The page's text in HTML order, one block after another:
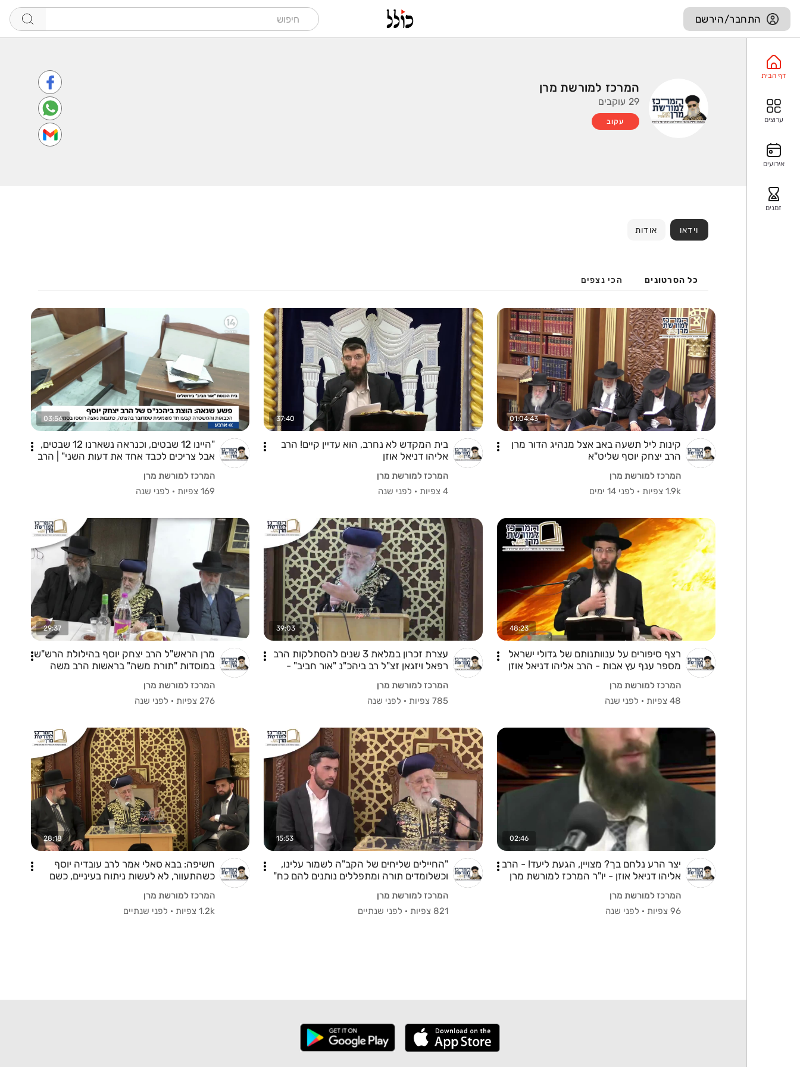
התחבר/הירשם
דף הבית
ערוצים
אירועים
זמנים
המרכז למורשת מרן
29 עוקבים
עקוב
וידאו אודות
כל הסרטונים הכי נצפים
01:04:43
קינות ליל תשעה באב אצל מנהיג הדור מרן
הרב יצחק יוסף שליט"א
המרכז למורשת מרן
1.9k צפיות
· לפני 14 ימים
37:40
בית המקדש לא נחרב, הוא עדיין קיים! הרב
אליהו דניאל אוזן
המרכז למורשת מרן
4 צפיות
· לפני שנה
03:56
"היינו 12 שבטים, וכנראה נשארנו 12 שבטים,
אבל צריכים לכבד אחד את דעות השני" | הרב
המרכז למורשת מרן
169 צפיות
· לפני שנה
48:23
רצף סיפורים על ענוותנותם של גדולי ישראל
מספר ענף עץ אבות - הרב אליהו דניאל אוזן
המרכז למורשת מרן
48 צפיות
· לפני שנה
39:03
עצרת זכרון במלאת 3 שנים להסתלקות הרב
רפאל ויזגאן זצ"ל רב ביהכ"נ "אור חביב" -
המרכז למורשת מרן
785 צפיות
· לפני שנה
29:37
מרן הראש"ל הרב יצחק יוסף בהילולת הרש"ש
במוסדות "תורת משה" בראשות הרב משה
המרכז למורשת מרן
276 צפיות
· לפני שנה
02:46
יצר הרע נלחם בך? מצויין, הגעת ליעד! - הרב
אליהו דניאל אוזן - יו"ר המרכז למורשת מרן
המרכז למורשת מרן
96 צפיות
· לפני שנה
15:53
"החיילים שליחים של הקב"ה לשמור עלינו,
וכשלומדים תורה ומתפללים נותנים להם כח"
המרכז למורשת מרן
821 צפיות
· לפני שנתיים
28:18
חשיפה: בבא סאלי אמר לרב עובדיה יוסף
כשהתעוור, לא לעשות ניתוח בעיניים, כשם
המרכז למורשת מרן
1.2k צפיות
· לפני שנתיים